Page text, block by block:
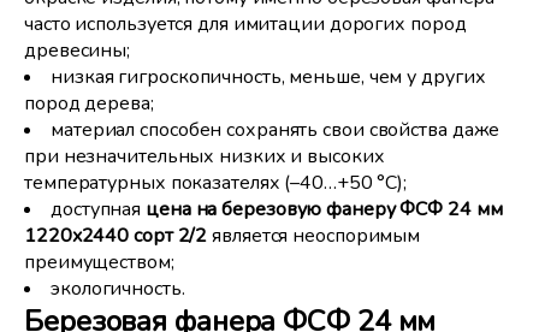
часто используется для имитации дорогих пород
древесины;
низкая гигроскопичность, меньше, чем у других
пород дерева;
материал способен сохранять свои свойства даже
при незначительных низких и высоких
температурных показателях (–40…+50 °С);
доступная цена на березовую фанеру ФСФ 24 мм
1220x2440 сорт 2/2является неоспоримым
преимуществом;
экологичность.
Березовая фанера ФСФ 24 мм